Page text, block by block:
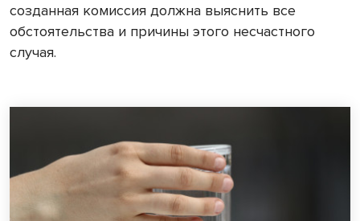
созданная комиссия должна выяснить все
обстоятельства и причины этого несчастного
случая.